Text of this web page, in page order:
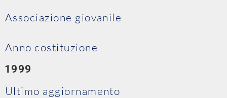
Associazione giovanile
Anno costituzione
1999
Ultimo aggiornamento